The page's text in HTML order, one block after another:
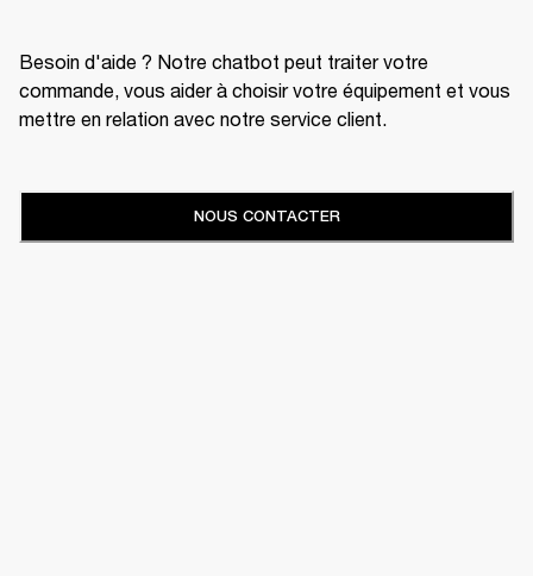
Besoin d'aide ? Notre chatbot peut traiter votre
commande, vous aider à choisir votre équipement et vous
mettre en relation avec notre service client.
NOUS CONTACTER